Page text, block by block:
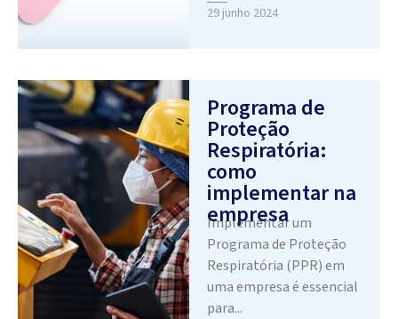
29 junho 2024
Programa de
Proteção
Respiratória:
como
implementar na
empresa
Implementar um
Programa de Proteção
Respiratória (PPR) em
uma empresa é essencial
para...